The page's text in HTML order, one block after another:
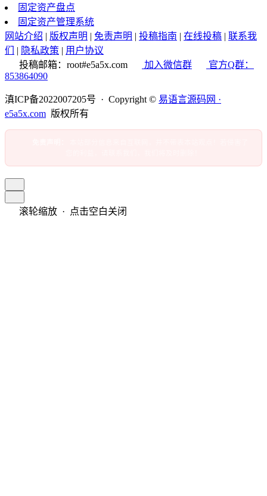
固定资产盘点
固定资产管理系统
网站介绍 | 版权声明 | 免责声明 | 投稿指南 | 在线投稿 | 联系我
们
| 隐私政策 | 用户协议
投稿邮箱：root#e5a5x.com
加入微信群
官方Q群：
853864090
滇ICP备2022007205号 · Copyright © 易语言源码网 ·
e5a5x.com 版权所有
滚轮缩放 · 点击空白关闭